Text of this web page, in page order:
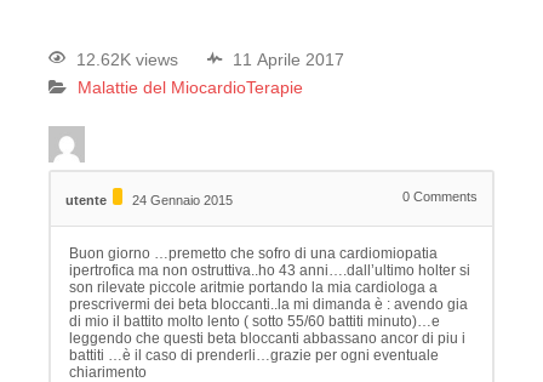
12.62K views
11 Aprile 2017
Malattie del MiocardioTerapie
utente 24 Gennaio 2015 0 Comments
Buon giorno …premetto che sofro di una cardiomiopatia
ipertrofica ma non ostruttiva..ho 43 anni….dall’ultimo holter si
son rilevate piccole aritmie portando la mia cardiologa a
prescrivermi dei beta bloccanti..la mi dimanda è : avendo gia
di mio il battito molto lento ( sotto 55/60 battiti minuto)…e
leggendo che questi beta bloccanti abbassano ancor di piu i
battiti …è il caso di prenderli…grazie per ogni eventuale
chiarimento